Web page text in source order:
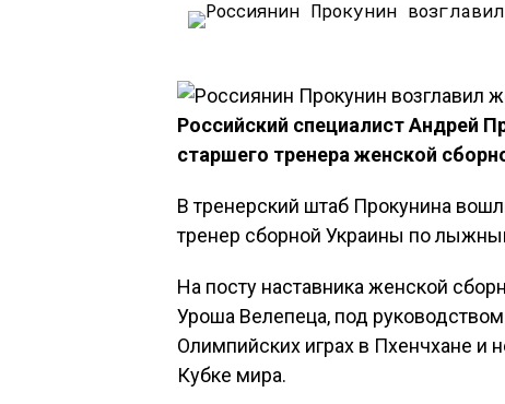
Российский специалист Андрей
старшего тренера женской
В тренерский штаб Прокунина
тренер сборной Украины по
На посту наставника женской
Уроша Велепеца, под
Олимпийских играх в Пхенчхане и
Кубке мира.